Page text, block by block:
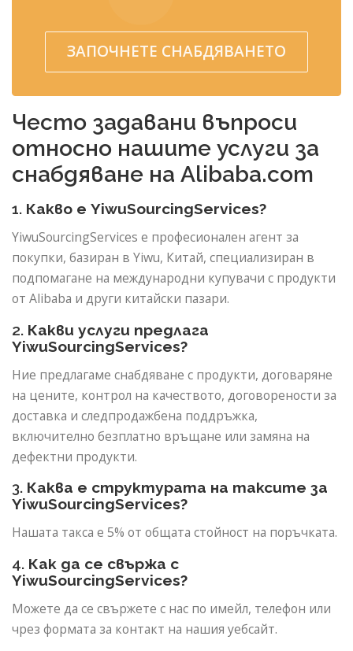
ЗАПОЧНЕТЕ СНАБДЯВАНЕТО
Често задавани въпроси
относно нашите услуги за
снабдяване на Alibaba.com
1. Какво е YiwuSourcingServices?
YiwuSourcingServices е професионален агент за
покупки, базиран в Yiwu, Китай, специализиран в
подпомагане на международни купувачи с продукти
от Alibaba и други китайски пазари.
2. Какви услуги предлага
YiwuSourcingServices?
Ние предлагаме снабдяване с продукти, договаряне
на цените, контрол на качеството, договорености за
доставка и следпродажбена поддръжка,
включително безплатно връщане или замяна на
дефектни продукти.
3. Каква е структурата на таксите за
YiwuSourcingServices?
Нашата такса е 5% от общата стойност на поръчката.
4. Как да се свържа с
YiwuSourcingServices?
Можете да се свържете с нас по имейл, телефон или
чрез формата за контакт на нашия уебсайт.